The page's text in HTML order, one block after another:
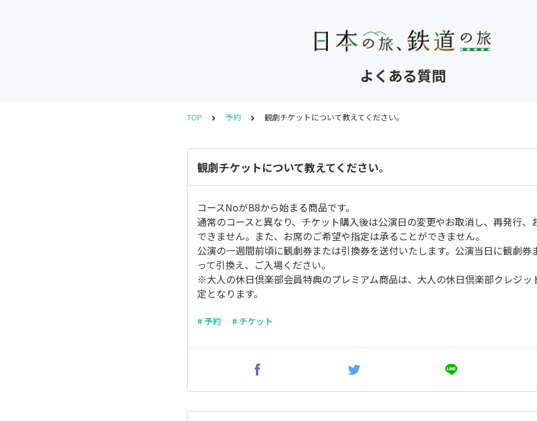
よくある質問
TOP 予約 観劇チケットについて教えてください。
観劇チケットについて教えてください。
コースNoがB8から始まる商品です。
通常のコースと異なり、チケット購入後は公演日の変更やお取消し、再発行、
できません。また、お席のご希望や指定は承ることができません。
公演の一週間前頃に観劇券または引換券を送付いたします。公演当日に観劇券
って引換え、ご入場ください。
※大人の休日倶楽部会員特典のプレミアム商品は、大人の休日倶楽部クレジッ
定となります。
# 予約 # チケット